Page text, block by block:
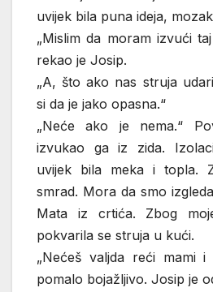
uvijek bila puna ideja,
„Mislim da moram izvući
rekao je Josip.
„A, što ako nas struja
si da je jako opasna.“
„Neće ako je nema.“
izvukao ga iz zida.
uvijek bila meka i topla.
smrad. Mora da smo
Mata iz crtića. Zbog
pokvarila se struja u kući.
„Nećeš valjda reći mami i
pomalo bojažljivo. Josip je